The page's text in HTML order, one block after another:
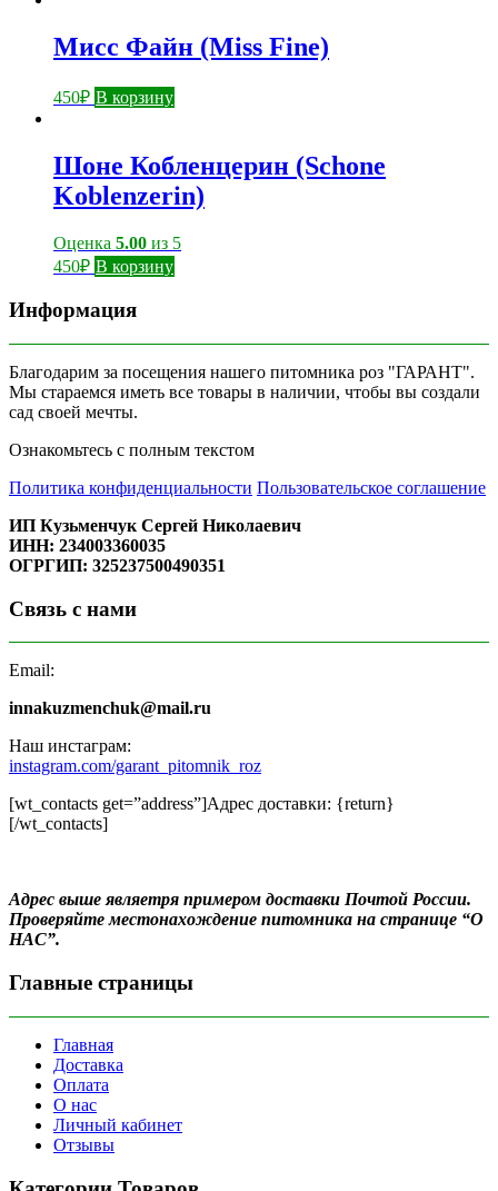
Мисс Файн (Miss Fine)
450₽ В корзину
Шоне Кобленцерин (Schone
Koblenzerin)
Оценка 5.00 из 5
450₽ В корзину
Информация
Благодарим за посещения нашего питомника роз "ГАРАНТ".
Мы стараемся иметь все товары в наличии, чтобы вы создали
сад своей мечты.
Ознакомьтесь с полным текстом
Политика конфиденциальности Пользовательское соглашение
ИП Кузьменчук Сергей Николаевич
ИНН: 234003360035
ОГРГИП: 325237500490351
Связь с нами
Email:
innakuzmenchuk@mail.ru
Наш инстаграм:
instagram.com/garant_pitomnik_roz
[wt_contacts get=”address”]Адрес доставки: {return}
[/wt_contacts]
Адрес выше являетря примером доставки Почтой России.
Проверяйте местонахождение питомника на странице “О
НАС”.
Главные страницы
Главная
Доставка
Оплата
О нас
Личный кабинет
Отзывы